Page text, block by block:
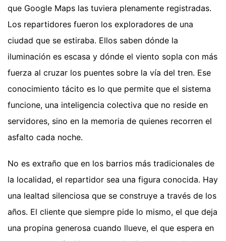
que Google Maps las tuviera plenamente registradas.
Los repartidores fueron los exploradores de una
ciudad que se estiraba. Ellos saben dónde la
iluminación es escasa y dónde el viento sopla con más
fuerza al cruzar los puentes sobre la vía del tren. Ese
conocimiento tácito es lo que permite que el sistema
funcione, una inteligencia colectiva que no reside en
servidores, sino en la memoria de quienes recorren el
asfalto cada noche.
No es extraño que en los barrios más tradicionales de
la localidad, el repartidor sea una figura conocida. Hay
una lealtad silenciosa que se construye a través de los
años. El cliente que siempre pide lo mismo, el que deja
una propina generosa cuando llueve, el que espera en